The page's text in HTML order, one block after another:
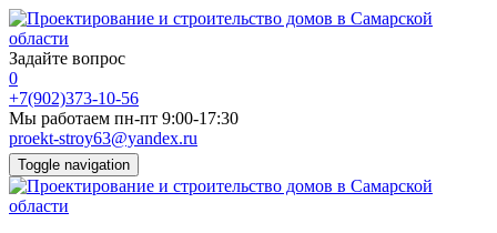
Задайте вопрос
0
+7(902)373-10-56
Мы работаем пн-пт 9:00-17:30
proekt-stroy63@yandex.ru
Toggle navigation